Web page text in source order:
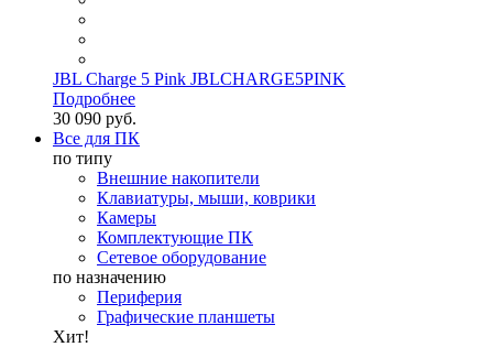
JBL Charge 5 Pink JBLCHARGE5PINK
Подробнее
30 090 руб.
Все для ПК
по типу
Внешние накопители
Клавиатуры, мыши, коврики
Камеры
Комплектующие ПК
Сетевое оборудование
по назначению
Периферия
Графические планшеты
Хит!